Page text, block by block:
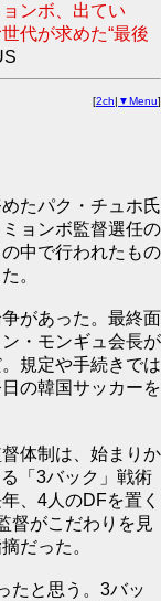
ンボ、出てい
代が求めた“最後
[2ch| ▼Menu]
たパク・チュホ氏
ョンボ監督選任の
中で行われたもの
。
があった。最終面
・モンギュ会長が
規定や手続きでは
の韓国サッカーを
体制は、始まりか
「3バック」戦術
、4人のDFを置く
督がこだわりを見
だった。
たと思う。3バッ